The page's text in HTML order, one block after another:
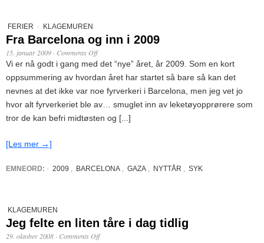
FERIER · KLAGEMUREN
Fra Barcelona og inn i 2009
15. januar 2009 · Comments Off
Vi er nå godt i gang med det “nye” året, år 2009. Som en kort
oppsummering av hvordan året har startet så bare så kan det
nevnes at det ikke var noe fyrverkeri i Barcelona, men jeg vet jo
hvor alt fyrverkeriet ble av… smuglet inn av leketøyopprørere som
tror de kan befri midtøsten og [...]
[Les mer →]
EMNEORD: · 2009 BARCELONA GAZA NYTTÅR SYK
KLAGEMUREN
Jeg felte en liten tåre i dag tidlig
29. oktober 2008 · Comments Off